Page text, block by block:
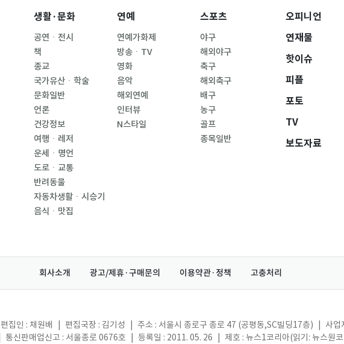
생활·문화
공연ㆍ전시
책
종교
국가유산ㆍ학술
문화일반
언론
건강정보
여행ㆍ레저
운세ㆍ명언
도로ㆍ교통
반려동물
자동차생활ㆍ시승기
음식ㆍ맛집
연예
연예가화제
방송ㆍTV
영화
음악
해외연예
인터뷰
N스타일
스포츠
야구
해외야구
축구
해외축구
배구
농구
골프
종목일반
오피니언
연재물
핫이슈
피플
포토
TV
보도자료
회사소개 광고/제휴·구매문의 이용약관·정책 고충처리
편집인 : 채원배 편집국장 : 김기성 주소 : 서울시 종로구 종로 47 (공평동,SC빌딩17층) 사
통신판매업신고 : 서울종로 0676호 등록일 : 2011. 05. 26 제호 : 뉴스1코리아(읽기: 뉴스원